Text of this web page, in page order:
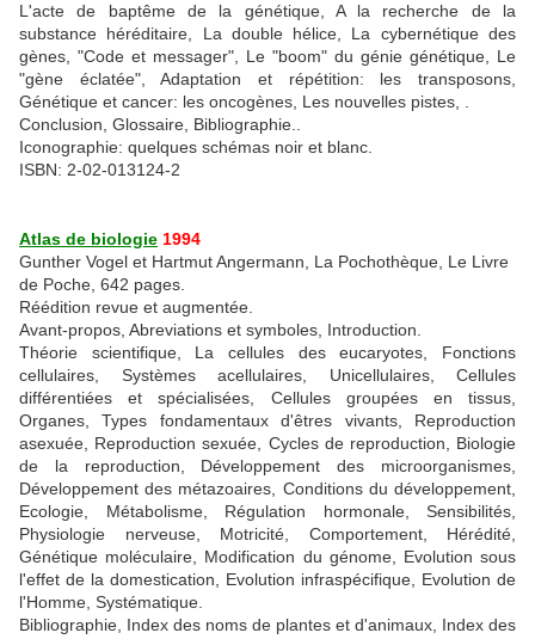
L'acte de baptême de la génétique, A la recherche de la
substance héréditaire, La double hélice, La cybernétique des
gènes, "Code et messager", Le "boom" du génie génétique, Le
"gène éclatée", Adaptation et répétition: les transposons,
Génétique et cancer: les oncogènes, Les nouvelles pistes, .
Conclusion, Glossaire, Bibliographie..
Iconographie: quelques schémas noir et blanc.
ISBN: 2-02-013124-2
Atlas de biologie 1994
Gunther Vogel et Hartmut Angermann, La Pochothèque, Le Livre
de Poche, 642 pages.
Réédition revue et augmentée.
Avant-propos, Abreviations et symboles, Introduction.
Théorie scientifique, La cellules des eucaryotes, Fonctions
cellulaires, Systèmes acellulaires, Unicellulaires, Cellules
différentiées et spécialisées, Cellules groupées en tissus,
Organes, Types fondamentaux d'êtres vivants, Reproduction
asexuée, Reproduction sexuée, Cycles de reproduction, Biologie
de la reproduction, Développement des microorganismes,
Développement des métazoaires, Conditions du développement,
Ecologie, Métabolisme, Régulation hormonale, Sensibilités,
Physiologie nerveuse, Motricité, Comportement, Hérédité,
Génétique moléculaire, Modification du génome, Evolution sous
l'effet de la domestication, Evolution infraspécifique, Evolution de
l'Homme, Systématique.
Bibliographie, Index des noms de plantes et d'animaux, Index des